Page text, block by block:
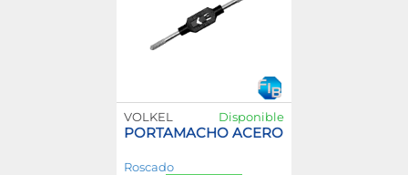
VOLKEL Disponible
PORTAMACHO ACERO
Roscado